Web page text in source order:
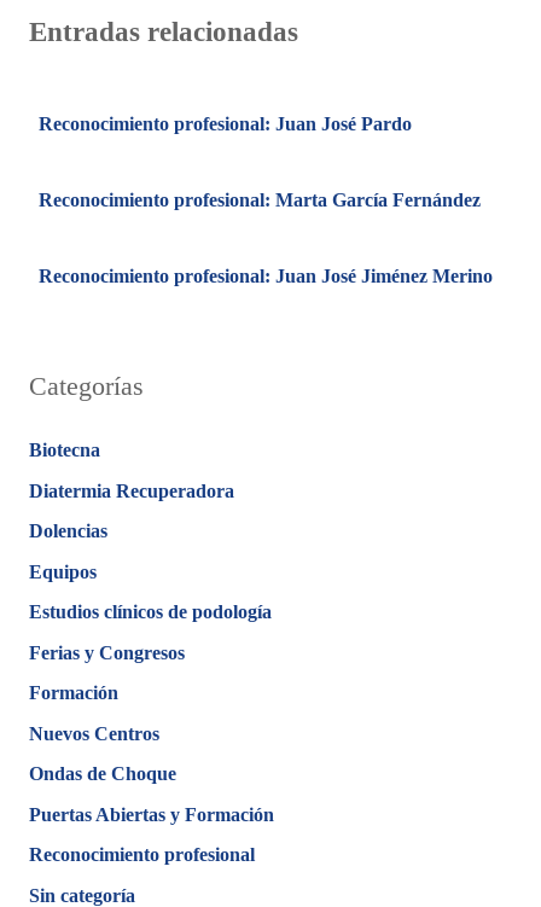
Entradas relacionadas
Reconocimiento profesional: Juan José Pardo
Reconocimiento profesional: Marta García Fernández
Reconocimiento profesional: Juan José Jiménez Merino
Categorías
Biotecna
Diatermia Recuperadora
Dolencias
Equipos
Estudios clínicos de podología
Ferias y Congresos
Formación
Nuevos Centros
Ondas de Choque
Puertas Abiertas y Formación
Reconocimiento profesional
Sin categoría